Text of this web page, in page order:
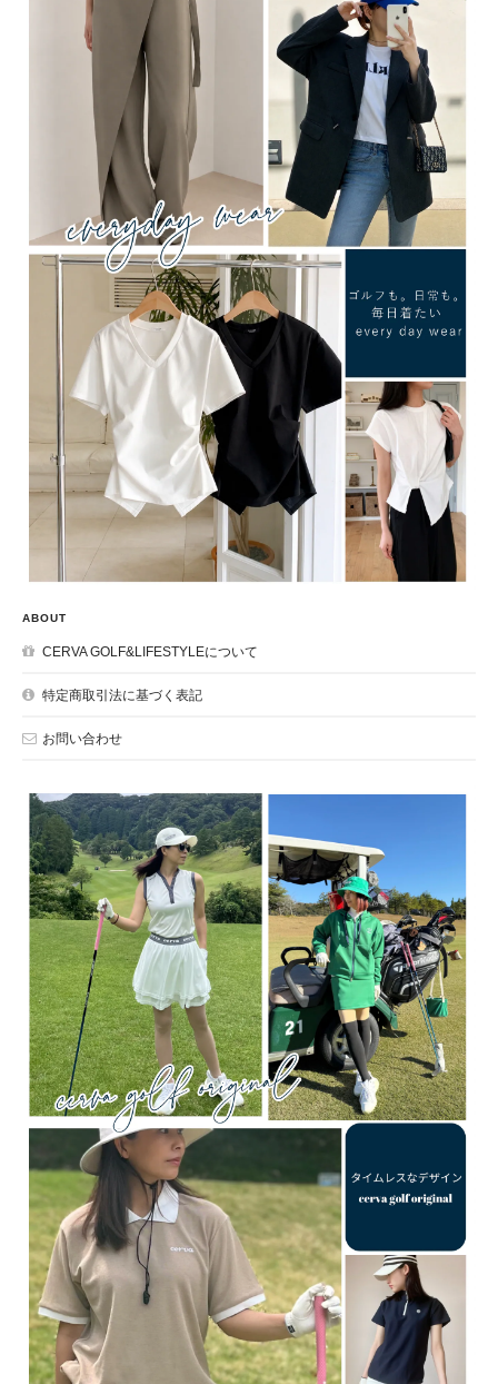
ABOUT
CERVA GOLF&LIFESTYLEについて
特定商取引法に基づく表記
お問い合わせ